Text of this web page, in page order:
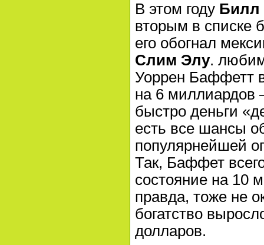
В этом году Билл
вторым в списке
его обогнал
Слим Элу.
Уоррен Баффетт
на 6 миллиардов
быстро деньги
есть все шансы
популярнейшей
Так, Баффет
состояние на 10
правда, тоже не
богатство
долларов.